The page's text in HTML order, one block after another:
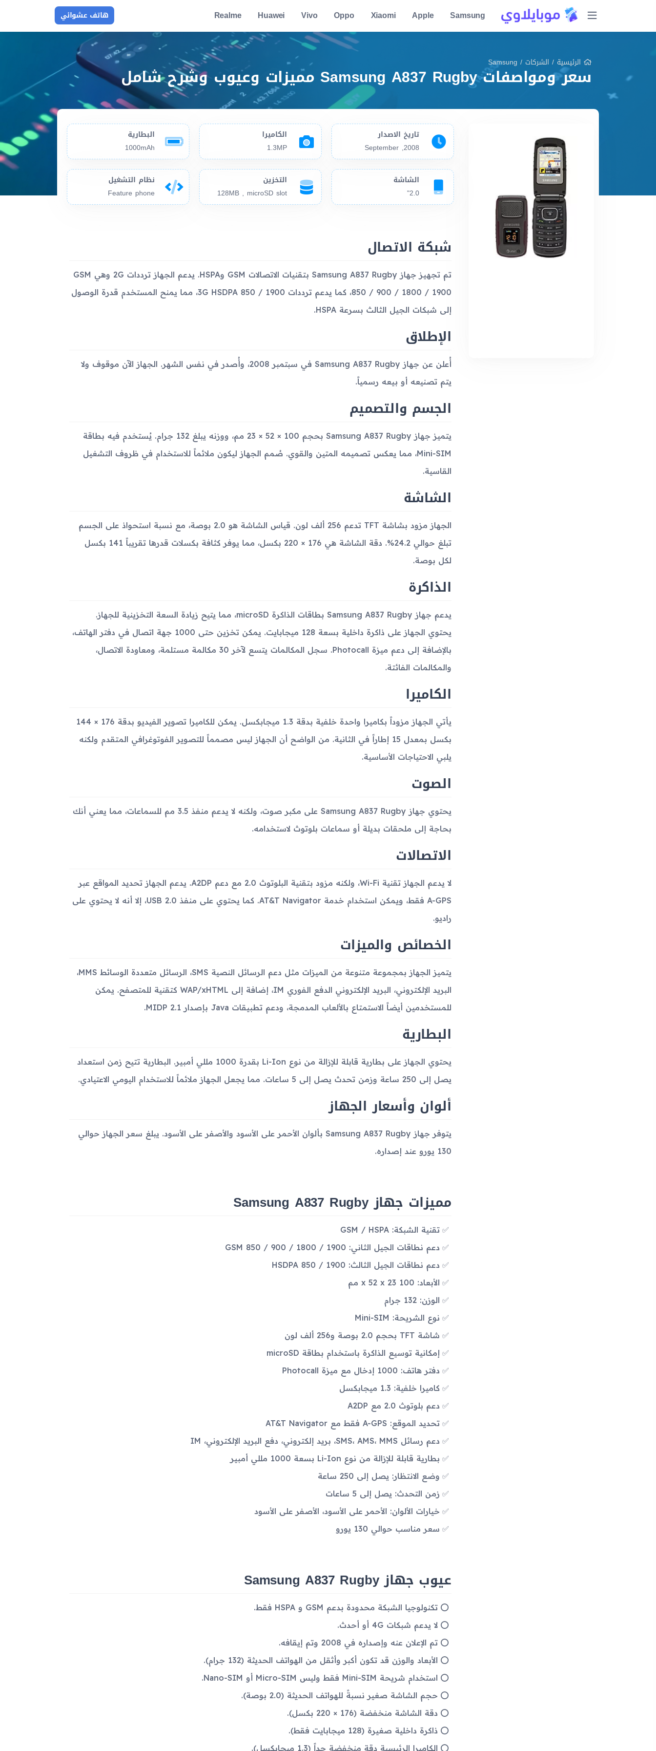
Samsung
Apple
Xiaomi
Oppo
Vivo
Huawei
Realme هاتف عشوائي
الرئيسية / الشركات /
Samsung
سعر ومواصفات Samsung A837 Rugby مميزات وعيوب وشرح شامل
تاريخ الاصدار
2008, September
الكاميرا
1.3MP
البطارية
1000mAh
الشاشة
2.0"
التخزين
128MB , microSD slot
نظام التشغيل
Feature phone
شبكة الاتصال
تم تجهيز جهاز Samsung A837 Rugby بتقنيات الاتصالات GSM وHSPA. يدعم الجهاز ترددات 2G وهي GSM
850 / 900 / 1800 / 1900، كما يدعم ترددات 3G HSDPA 850 / 1900، مما يمنح المستخدم قدرة الوصول
إلى شبكات الجيل الثالث بسرعة HSPA.
الإطلاق
أُعلن عن جهاز Samsung A837 Rugby في سبتمبر 2008، وأُصدر في نفس الشهر. الجهاز الآن موقوف ولا
يتم تصنيعه أو بيعه رسمياً.
الجسم والتصميم
يتميز جهاز Samsung A837 Rugby بحجم 100 × 52 × 23 مم، ووزنه يبلغ 132 جرام. يُستخدم فيه بطاقة
Mini-SIM، مما يعكس تصميمه المتين والقوي. صُمم الجهاز ليكون ملائماً للاستخدام في ظروف التشغيل
القاسية.
الشاشة
الجهاز مزود بشاشة TFT تدعم 256 ألف لون. قياس الشاشة هو 2.0 بوصة، مع نسبة استحواذ على الجسم
تبلغ حوالي 24.2%. دقة الشاشة هي 176 × 220 بكسل، مما يوفر كثافة بكسلات قدرها تقريباً 141 بكسل
لكل بوصة.
الذاكرة
يدعم جهاز Samsung A837 Rugby بطاقات الذاكرة microSD، مما يتيح زيادة السعة التخزينية للجهاز.
يحتوي الجهاز على ذاكرة داخلية بسعة 128 ميجابايت. يمكن تخزين حتى 1000 جهة اتصال في دفتر الهاتف،
بالإضافة إلى دعم ميزة Photocall. سجل المكالمات يتسع لآخر 30 مكالمة مستلمة، ومعاودة الاتصال،
والمكالمات الفائتة.
الكاميرا
يأتي الجهاز مزوداً بكاميرا واحدة خلفية بدقة 1.3 ميجابكسل. يمكن للكاميرا تصوير الفيديو بدقة 176 × 144
بكسل بمعدل 15 إطاراً في الثانية. من الواضح أن الجهاز ليس مصمماً للتصوير الفوتوغرافي المتقدم ولكنه
يلبي الاحتياجات الأساسية.
الصوت
يحتوي جهاز Samsung A837 Rugby على مكبر صوت، ولكنه لا يدعم منفذ 3.5 مم للسماعات، مما يعني أنك
بحاجة إلى ملحقات بديلة أو سماعات بلوتوث لاستخدامه.
الاتصالات
لا يدعم الجهاز تقنية Wi-Fi، ولكنه مزود بتقنية البلوتوث 2.0 مع دعم A2DP. يدعم الجهاز تحديد المواقع عبر
A-GPS فقط، ويمكن استخدام خدمة AT&T Navigator. كما يحتوي على منفذ USB 2.0، إلا أنه لا يحتوي على
راديو.
الخصائص والميزات
يتميز الجهاز بمجموعة متنوعة من الميزات مثل دعم الرسائل النصية SMS، الرسائل متعددة الوسائط MMS،
البريد الإلكتروني، البريد الإلكتروني الدفع الفوري IM، إضافة إلى WAP/xHTML كتقنية للمتصفح. يمكن
للمستخدمين أيضاً الاستمتاع بالألعاب المدمجة، ودعم تطبيقات Java بإصدار MIDP 2.1.
البطارية
يحتوي الجهاز على بطارية قابلة للإزالة من نوع Li-Ion بقدرة 1000 مللي أمبير. البطارية تتيح زمن استعداد
يصل إلى 250 ساعة وزمن تحدث يصل إلى 5 ساعات. مما يجعل الجهاز ملائماً للاستخدام اليومي الاعتيادي.
ألوان وأسعار الجهاز
يتوفر جهاز Samsung A837 Rugby بألوان الأحمر على الأسود والأصفر على الأسود. يبلغ سعر الجهاز حوالي
130 يورو عند إصداره.
مميزات جهاز Samsung A837 Rugby
تقنية الشبكة: GSM / HSPA
دعم نطاقات الجيل الثاني: GSM 850 / 900 / 1800 / 1900
دعم نطاقات الجيل الثالث: HSDPA 850 / 1900
الأبعاد: 100 x 52 x 23 مم
الوزن: 132 جرام
نوع الشريحة: Mini-SIM
شاشة TFT بحجم 2.0 بوصة و256 ألف لون
إمكانية توسيع الذاكرة باستخدام بطاقة microSD
دفتر هاتف: 1000 إدخال مع ميزة Photocall
كاميرا خلفية: 1.3 ميجابكسل
دعم بلوتوث 2.0 مع A2DP
تحديد الموقع: A-GPS فقط مع AT&T Navigator
دعم رسائل SMS، AMS، MMS، بريد إلكتروني، دفع البريد الإلكتروني، IM
بطارية قابلة للإزالة من نوع Li-Ion بسعة 1000 مللي أمبير
وضع الانتظار: يصل إلى 250 ساعة
زمن التحدث: يصل إلى 5 ساعات
خيارات الألوان: الأحمر على الأسود، الأصفر على الأسود
سعر مناسب حوالي 130 يورو
عيوب جهاز Samsung A837 Rugby
تكنولوجيا الشبكة محدودة بدعم GSM و HSPA فقط.
لا يدعم شبكات 4G أو أحدث.
تم الإعلان عنه وإصداره في 2008 وتم إيقافه.
الأبعاد والوزن قد تكون أكبر وأثقل من الهواتف الحديثة (132 جرام).
استخدام شريحة Mini-SIM فقط وليس Micro-SIM أو Nano-SIM.
حجم الشاشة صغير نسبةً للهواتف الحديثة (2.0 بوصة).
دقة الشاشة منخفضة (176 × 220 بكسل).
ذاكرة داخلية صغيرة (128 ميجابايت فقط).
الكاميرا الرئيسية دقة منخفضة جداً (1.3 ميجابكسل).